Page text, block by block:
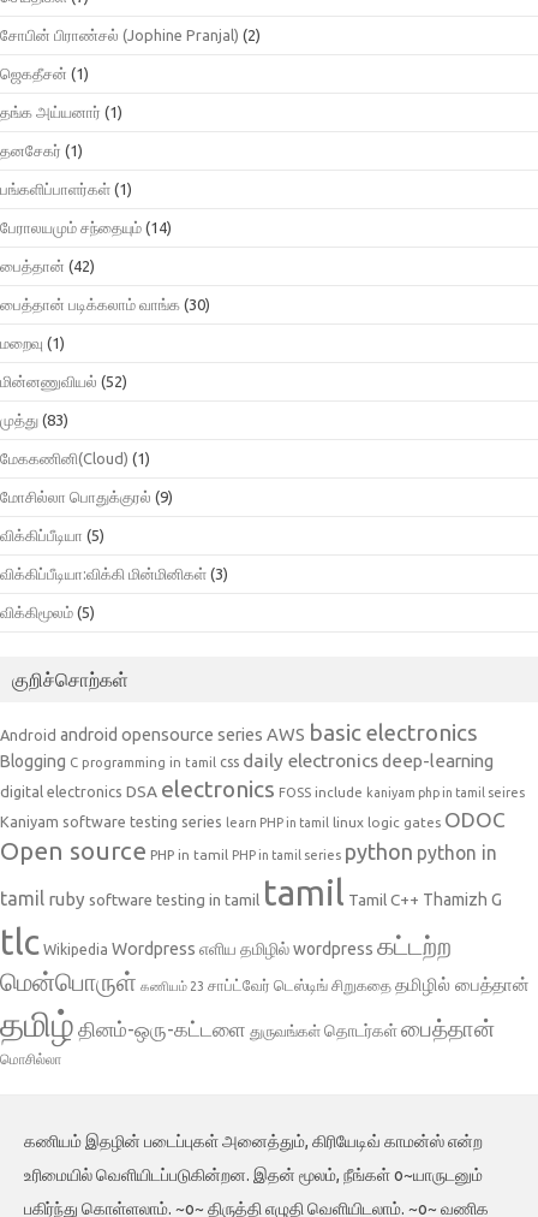
சோபின் பிராண்சல் (Jophine Pranjal) (2)
ஜெகதீசன் (1)
தங்க அய்யனார் (1)
தனசேகர் (1)
பங்களிப்பாளர்கள் (1)
பேராலயமும் சந்தையும் (14)
பைத்தான் (42)
பைத்தான் படிக்கலாம் வாங்க (30)
மறைவு (1)
மின்னணுவியல் (52)
முத்து (83)
மேககணினி(Cloud) (1)
மோசில்லா பொதுக்குரல் (9)
விக்கிப்பீடியா (5)
விக்கிப்பீடியா:விக்கி மின்மினிகள் (3)
விக்கிமூலம் (5)
குறிச்சொற்கள்
Android android opensource series AWS basic electronics
Blogging C programming in tamil css daily electronicsdeep-learning
digital electronics DSA electronics FOSS include kaniyam php in tamil seires
Kaniyam software testing series learn PHP in tamil linux logic gates ODOC
Open source PHP in tamil PHP in tamil series python python in
tamil ruby software testing in tamil tamil Tamil C++ Thamizh G
tlc Wikipedia Wordpress எளிய தமிழில் wordpress கட்டற்ற
மென்பொருள் கணியம் 23 சாப்ட்வேர் டெஸ்டிங் சிறுகதை தமிழில் பைத்தான்
தமிழ் தினம்-ஒரு-கட்டளை துருவங்கள் தொடர்கள்பைத்தான்
மொசில்லா
கணியம் இதழின் படைப்புகள் அனைத்தும், கிரியேடிவ் காமன்ஸ் என்ற
உரிமையில் வெளியிடப்படுகின்றன. இதன் மூலம், நீங்கள் o~யாருடனும்
பகிர்ந்து கொள்ளலாம். ~o~ திருத்தி எழுதி வெளியிடலாம். ~o~ வணிக